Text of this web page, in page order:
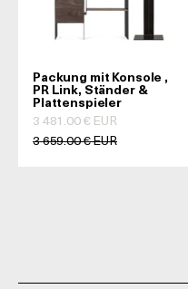
Packung mit Konsole ,
PR Link, Ständer &
Plattenspieler
Prix de vente
3 481.00 € EUR
Prix normal
3 659.00 € EUR